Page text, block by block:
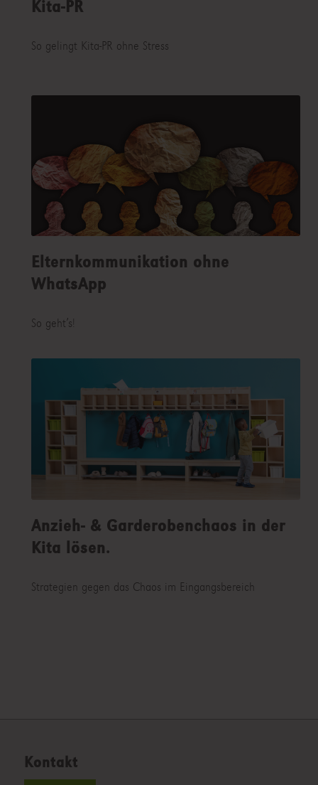
Kita-PR
So gelingt Kita-PR ohne Stress
Elternkommunikation ohne
WhatsApp
So geht’s!
Anzieh- & Garderobenchaos in der
Kita lösen.
Strategien gegen das Chaos im Eingangsbereich
Kontakt